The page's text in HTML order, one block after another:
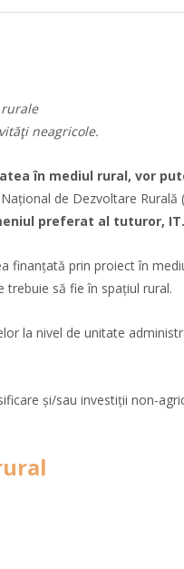
neagricole.
în mediul rural, vor
de Dezvoltare Rurală
preferat al tuturor, IT.
prin proiect în
să fie în spațiul rural.
la nivel de unitate
și/sau investiții non-